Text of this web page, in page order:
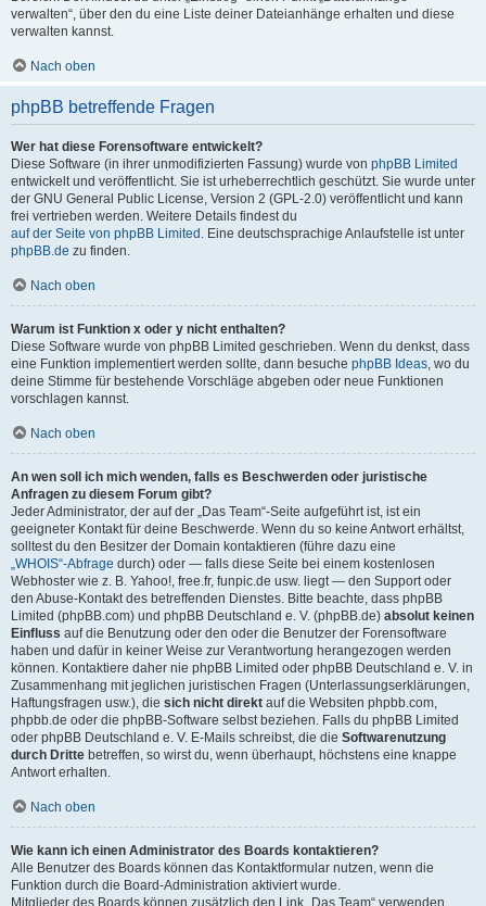
verwalten“, über den du eine Liste deiner Dateianhänge erhalten und diese
verwalten kannst.
Nach oben
phpBB betreffende Fragen
Wer hat diese Forensoftware entwickelt?
Diese Software (in ihrer unmodifizierten Fassung) wurde von phpBB Limited
entwickelt und veröffentlicht. Sie ist urheberrechtlich geschützt. Sie wurde unter
der GNU General Public License, Version 2 (GPL-2.0) veröffentlicht und kann
frei vertrieben werden. Weitere Details findest du
auf der Seite von phpBB Limited . Eine deutschsprachige Anlaufstelle ist unter
phpBB.de zu finden.
Nach oben
Warum ist Funktion x oder y nicht enthalten?
Diese Software wurde von phpBB Limited geschrieben. Wenn du denkst, dass
eine Funktion implementiert werden sollte, dann besuche phpBB Ideas, wo du
deine Stimme für bestehende Vorschläge abgeben oder neue Funktionen
vorschlagen kannst.
Nach oben
An wen soll ich mich wenden, falls es Beschwerden oder juristische
Anfragen zu diesem Forum gibt?
Jeder Administrator, der auf der „Das Team“-Seite aufgeführt ist, ist ein
geeigneter Kontakt für deine Beschwerde. Wenn du so keine Antwort erhältst,
solltest du den Besitzer der Domain kontaktieren (führe dazu eine
„WHOIS“-Abfrage durch) oder — falls diese Seite bei einem kostenlosen
Webhoster wie z. B. Yahoo!, free.fr, funpic.de usw. liegt — den Support oder
den Abuse-Kontakt des betreffenden Dienstes. Bitte beachte, dass phpBB
Limited (phpBB.com) und phpBB Deutschland e. V. (phpBB.de) absolut keinen
Einfluss auf die Benutzung oder den oder die Benutzer der Forensoftware
haben und dafür in keiner Weise zur Verantwortung herangezogen werden
können. Kontaktiere daher nie phpBB Limited oder phpBB Deutschland e. V. in
Zusammenhang mit jeglichen juristischen Fragen (Unterlassungserklärungen,
Haftungsfragen usw.), die sich nicht direkt auf die Websiten phpbb.com,
phpbb.de oder die phpBB-Software selbst beziehen. Falls du phpBB Limited
oder phpBB Deutschland e. V. E-Mails schreibst, die die Softwarenutzung
durch Dritte betreffen, so wirst du, wenn überhaupt, höchstens eine knappe
Antwort erhalten.
Nach oben
Wie kann ich einen Administrator des Boards kontaktieren?
Alle Benutzer des Boards können das Kontaktformular nutzen, wenn die
Funktion durch die Board-Administration aktiviert wurde.
Mitglieder des Boards können zusätzlich den Link „Das Team“ verwenden.